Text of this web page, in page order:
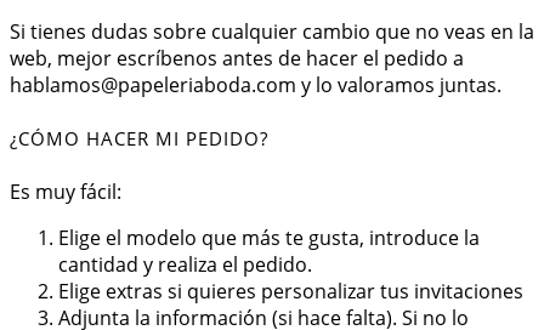
Si tienes dudas sobre cualquier cambio que no veas en la
web, mejor escríbenos antes de hacer el pedido a
hablamos@papeleriaboda.com y lo valoramos juntas.
¿CÓMO HACER MI PEDIDO?
Es muy fácil:
Elige el modelo que más te gusta, introduce la
cantidad y realiza el pedido.
Elige extras si quieres personalizar tus invitaciones
Adjunta la información (si hace falta). Si no lo